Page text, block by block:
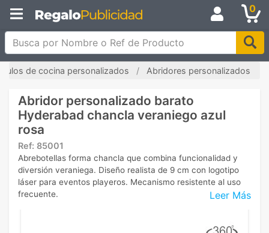
0
Busca por Nombre o Ref de Producto
de cocina personalizados Abridores personalizados
Abridor personalizado barato
Hyderabad chancla veraniego azul
rosa
Ref: 85001
Leer Más
Abrebotellas forma chancla que combina funcionalidad y
diversión veraniega. Diseño realista de 9 cm con logotipo
láser para eventos playeros. Mecanismo resistente al uso
frecuente.